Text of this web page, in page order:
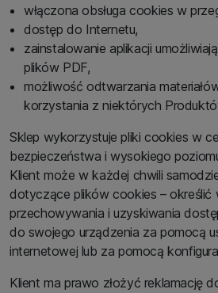
włączona obsługa cookies w
dostęp do Internetu,
zainstalowanie aplikacji
plików PDF,
możliwość odtwarzania
korzystania z niektórych
Sklep wykorzystuje pliki cookies w
bezpieczeństwa i wysokiego
Klient może w każdej chwili
dotyczące plików cookies – określić
przechowywania i uzyskiwania
do swojego urządzenia za pomocą
internetowej lub za pomocą
Klient ma prawo złożyć reklamację